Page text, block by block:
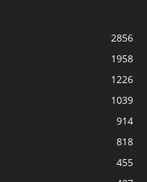
2856
1958
1226
1039
914
818
455